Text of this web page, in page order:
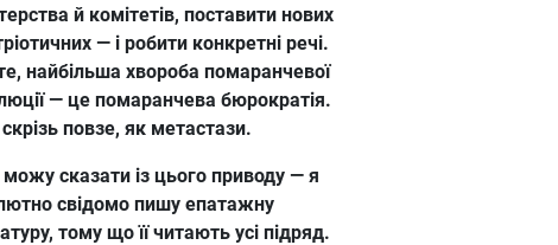
й комітетів, поставити нових
— і робити конкретні речі.
найбільша хвороба помаранчевої
— це помаранчева бюрократія.
повзе, як метастази.
сказати із цього приводу — я
свідомо пишу епатажну
тому що її читають усі підряд.